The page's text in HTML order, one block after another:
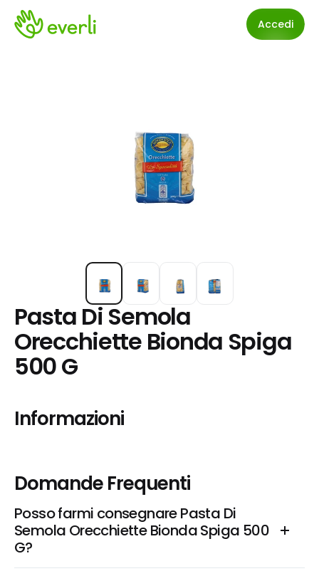
Accedi
Pasta Di Semola
Orecchiette Bionda Spiga
500 G
Informazioni
Domande Frequenti
Posso farmi consegnare Pasta Di
Semola Orecchiette Bionda Spiga 500
G?